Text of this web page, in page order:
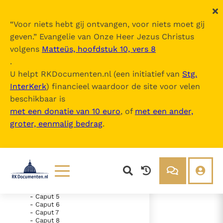
“Voor niets hebt gij ontvangen, voor niets moet gij
geven.” Evangelie van Onze Heer Jezus Christus
volgens Matteüs, hoofdstuk 10, vers 8
.
U helpt RKDocumenten.nl (een initiatief van Stg.
InterKerk) financieel waardoor de site voor velen
beschikbaar is
met een donatie van 10 euro, of met een ander,
groter, eenmalig bedrag.
Documenten
Over ons
Nova Vulgata
Inhoudsopgave
uitklappen
- Vetus Testamentum
- Liber Exodus
- Caput 1
- Caput 2
- Caput 3
- Caput 5
- Caput 6
- Caput 7
- Caput 8
- Caput 10